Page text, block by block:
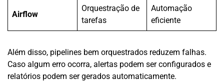
Airflow
Orquestração de
tarefas
Automação
eficiente
Além disso, pipelines bem orquestrados reduzem falhas.
Caso algum erro ocorra, alertas podem ser configurados e
relatórios podem ser gerados automaticamente.